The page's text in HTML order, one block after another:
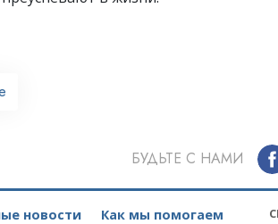
БУДЬТЕ С НАМИ
новости Как мы помогаем